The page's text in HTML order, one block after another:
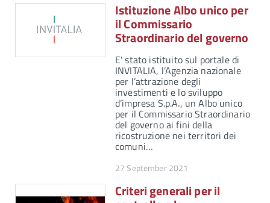
Istituzione Albo unico per
il Commissario
Straordinario del governo
E' stato istituito sul portale di
INVITALIA, l’Agenzia nazionale
per l’attrazione degli
investimenti e lo sviluppo
d’impresa S.p.A., un Albo unico
per il Commissario Straordinario
del governo ai fini della
ricostruzione nei territori dei
comuni…
27 September 2021
Criteri generali per il